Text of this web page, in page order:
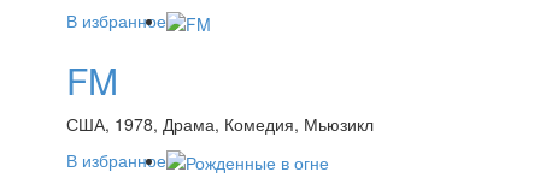
В избранное
FM
США, 1978, Драма, Комедия, Мьюзикл
В избранное